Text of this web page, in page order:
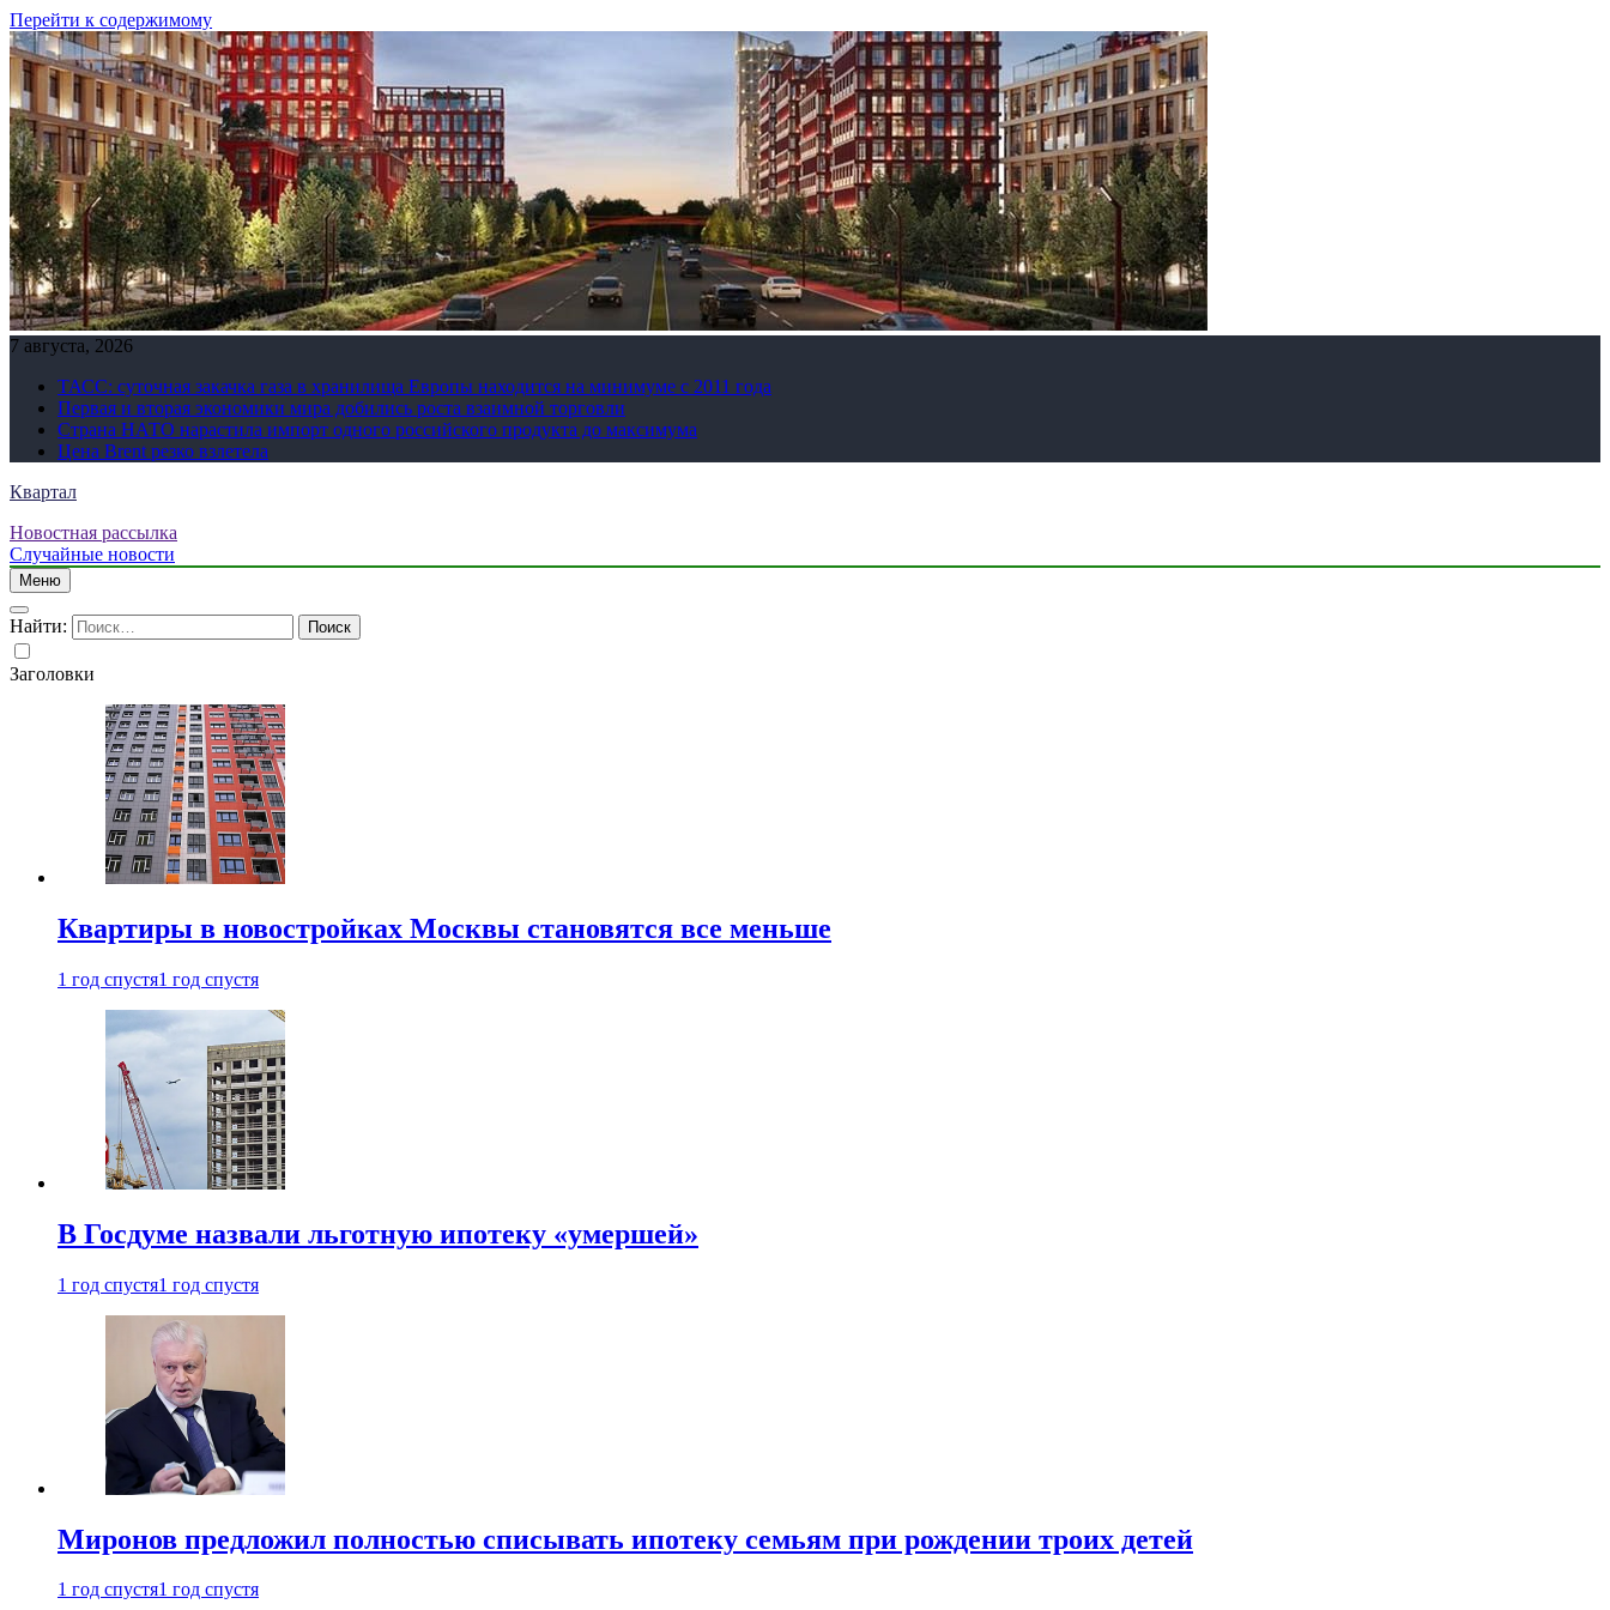
Перейти к содержимому
7 августа, 2026
ТАСС: суточная закачка газа в хранилища Европы находится на минимуме с 2011 года
Первая и вторая экономики мира добились роста взаимной торговли
Страна НАТО нарастила импорт одного российского продукта до максимума
Цена Brent резко взлетела
Квартал
Новостная рассылка
Случайные новости
Меню
Найти:
Заголовки
Квартиры в новостройках Москвы становятся все меньше
1 год спустя1 год спустя
В Госдуме назвали льготную ипотеку «умершей»
1 год спустя1 год спустя
Миронов предложил полностью списывать ипотеку семьям при рождении троих детей
1 год спустя1 год спустя